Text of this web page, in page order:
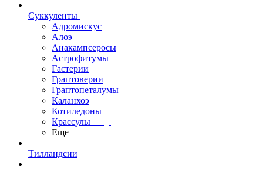
Суккуленты
Адромискус
Алоэ
Анакампсеросы
Астрофитумы
Гастерии
Граптоверии
Граптопеталумы
Каланхоэ
Котиледоны
Крассулы
Еще
Тилландсии